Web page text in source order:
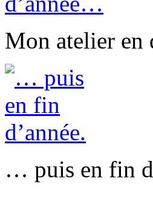
Mon atelier en
… puis en fin